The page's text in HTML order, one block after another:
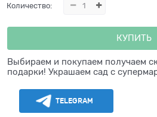
Количество:
КУПИТЬ
Выбираем и покупаем получаем
подарки! Украшаем сад с
TELEGRAM